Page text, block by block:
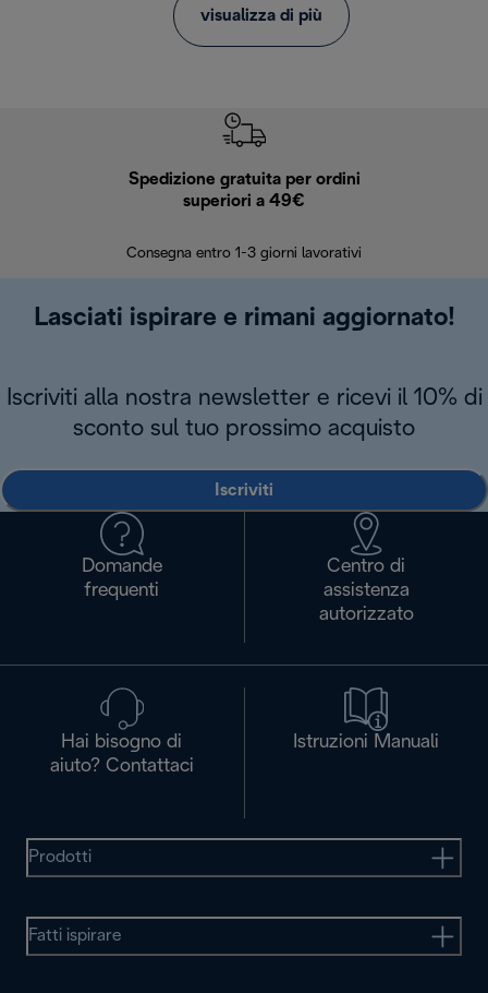
visualizza di più
Spedizione gratuita per ordini
superiori a 49€
Consegna entro 1-3 giorni lavorativi
Lasciati ispirare e rimani aggiornato!
Iscriviti alla nostra newsletter e ricevi il 10% di
sconto sul tuo prossimo acquisto
Iscriviti
Domande
frequenti
Centro di
assistenza
autorizzato
Hai bisogno di
aiuto? Contattaci
Istruzioni Manuali
Prodotti
Fatti ispirare